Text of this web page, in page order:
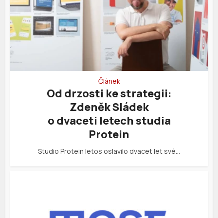
Článek
Od drzosti ke strategii:
Zdeněk Sládek
o dvaceti letech studia
Protein
Studio Protein letos oslavilo dvacet let své…